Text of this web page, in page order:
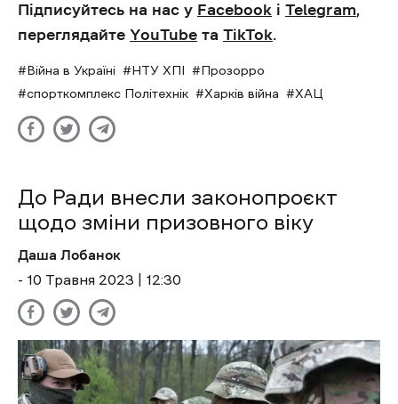
Підписуйтесь на нас у Facebook і Telegram,
переглядайте YouTube та TikTok.
Війна в Україні НТУ ХПІ
Прозорро
спорткомплекс Політехнік
Харків війна ХАЦ
До Ради внесли законопроєкт
щодо зміни призовного віку
Даша Лобанок
- 10 Травня 2023 | 12:30